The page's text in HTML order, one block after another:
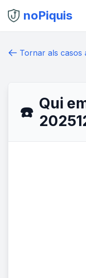
noPiquis
Tornar als casos
☎️ Qui